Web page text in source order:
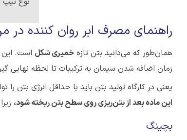
راهنمای مصرف ابر روان کننده در
همان‌طور که می‌دانید بتن تازه خمیری شکل است. این
زمان اضافه شدن سیمان به ترکیبات تا لحظه نهایی
یعنی در کارگاه تولید بتن باید با حداقل انرژی بتن
این ماده بعد از بتن‌ریزی روی سطح بتن ریخته شود،
بچینگ